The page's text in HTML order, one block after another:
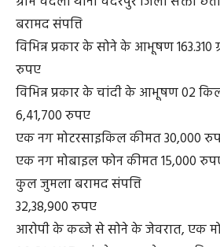
गिरफ्तार आरोपी
पंचराम उर्फ पंचु निषाद पिता गणेश राम
ग्राम चंदली थाना चंदरपुर जिला सक्ती
बरामद संपत्ति
विभिन्न प्रकार के सोने के आभूषण 163.310
रुपए
विभिन्न प्रकार के चांदी के आभूषण 02
6,41,700 रुपए
एक नग मोटरसाइकिल कीमत 30,000 रुपए
एक नग मोबाइल फोन कीमत 15,000 रुपए
कुल जुमला बरामद संपत्ति